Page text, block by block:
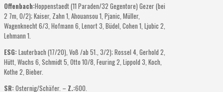
Offenbach:Hoppenstaedt (11 Paraden/32 Gegentore) Gezer (bei
2 7m, 0/2); Kaiser, Zahn 1, Ahouansou 1, Pjanic, Müller,
Wagenknecht 6/3, Hofmann 6, Lenort 3, Büdel, Cohen 1, Ljubic 2,
Lehmann 1.
ESG: Lauterbach (17/20), Voß /ab 51., 3/2); Rossel 4, Gerhold 2,
Hütt, Wachs 6, Schmidt 5, Otto 10/8, Feuring 2, Lippold 3, Koch,
Kothe 2, Bieber.
SR: Osternig/Schäfer. – Z.:600.